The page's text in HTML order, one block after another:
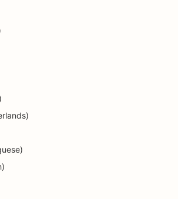
paslaugų SEO
vaikų priežiūros centrams
klinikoms
SEO
parduotuvėms